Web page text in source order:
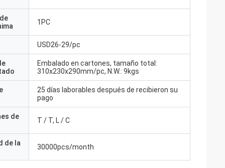
1PC
USD26-29/pc
Embalado en cartones, tamaño total:
310x230x290mm/pc, N.W.: 9kgs
25 días laborables después de recibieron su
pago
de
T / T, L / C
de la
30000pcs/month